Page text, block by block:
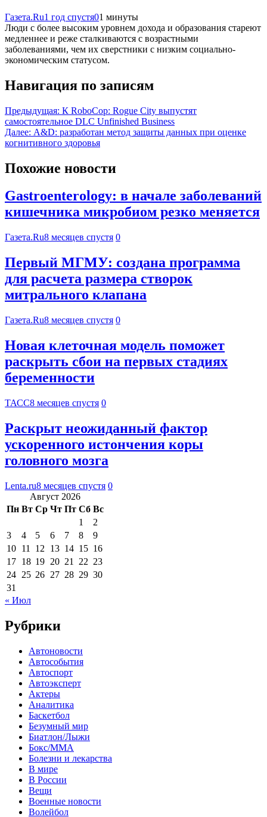
Газета.Ru1 год спустя01 минуты
Люди с более высоким уровнем дохода и образования стареют
медленнее и реже сталкиваются с возрастными
заболеваниями, чем их сверстники с низким социально-
экономическим статусом.
Навигация по записям
Предыдущая: К RoboCop: Rogue City выпустят
самостоятельное DLC Unfinished Business
Далее: A&D: разработан метод защиты данных при оценке
когнитивного здоровья
Похожие новости
Gastroenterology: в начале заболеваний
кишечника микробиом резко меняется
Газета.Ru8 месяцев спустя 0
Первый МГМУ: создана программа
для расчета размера створок
митрального клапана
Газета.Ru8 месяцев спустя 0
Новая клеточная модель поможет
раскрыть сбои на первых стадиях
беременности
ТАСС8 месяцев спустя 0
Раскрыт неожиданный фактор
ускоренного истончения коры
головного мозга
Lenta.ru8 месяцев спустя 0
Август 2026
Пн Вт Ср Чт Пт Сб Вс
1
2
3
4 5 6 7 8
9
10 11 12 13 14 15 16
17 18 19 20 21 22 23
24 25 26 27 28 29 30
31
« Июл
Рубрики
Автоновости
Автособытия
Автоспорт
Автоэксперт
Актеры
Аналитика
Баскетбол
Безумный мир
Биатлон/Лыжи
Бокс/MMA
Болезни и лекарства
В мире
В России
Вещи
Военные новости
Волейбол